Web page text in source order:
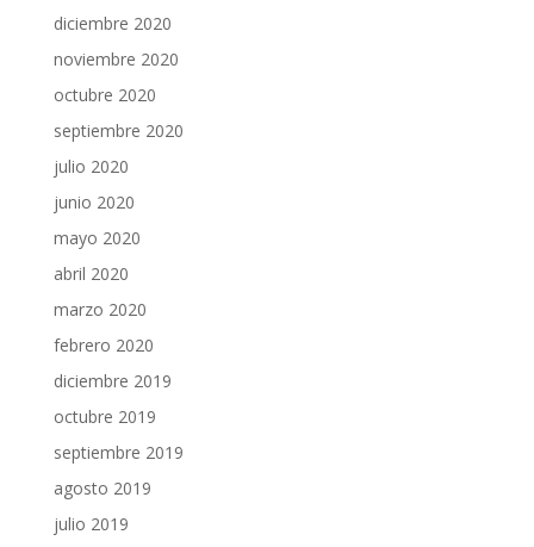
diciembre 2020
noviembre 2020
octubre 2020
septiembre 2020
julio 2020
junio 2020
mayo 2020
abril 2020
marzo 2020
febrero 2020
diciembre 2019
octubre 2019
septiembre 2019
agosto 2019
julio 2019